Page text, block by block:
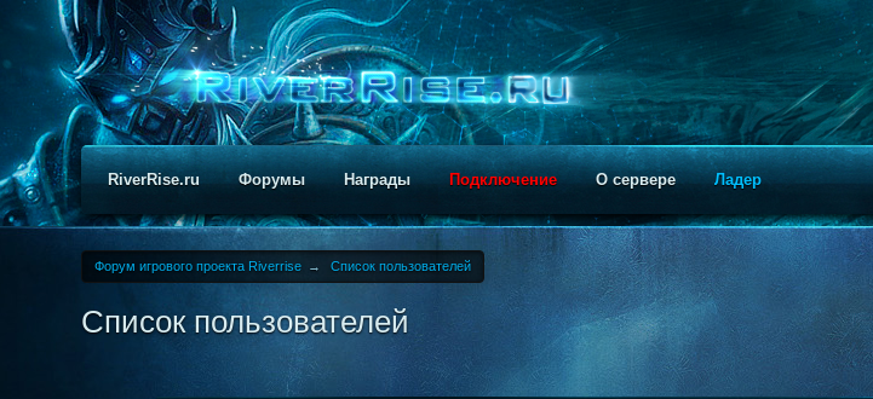
RiverRise.ru Форумы Награды Подключение О сервере Ладер
Форум игрового проекта Riverrise → Список пользователей
Список пользователей